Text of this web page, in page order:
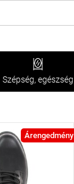
Szépség, egészség
Árengedmény